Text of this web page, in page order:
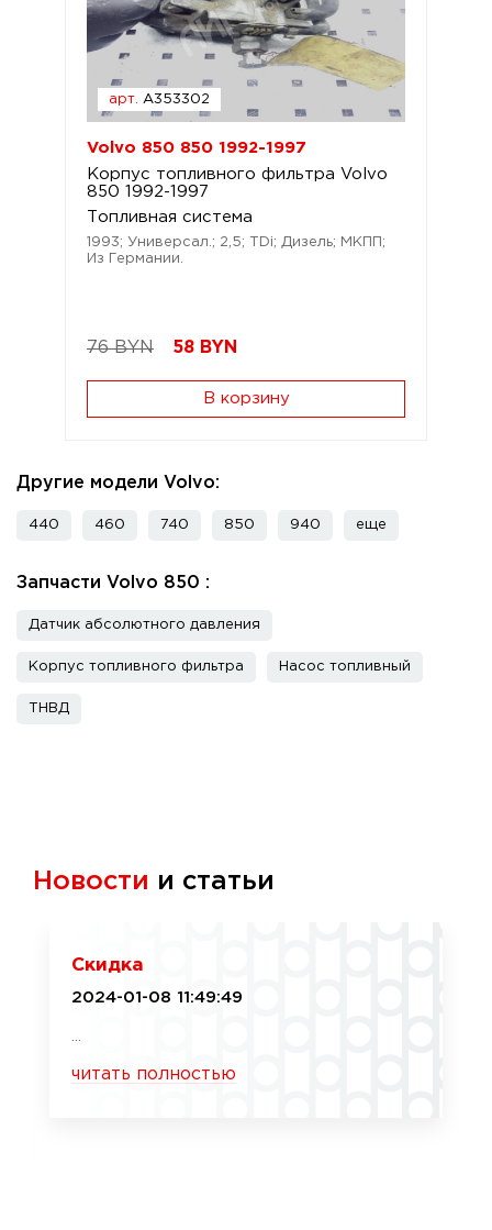
арт. A353302
Volvo 850 850 1992-1997
Корпус топливного фильтра Volvo
850 1992-1997
Топливная система
1993; Универсал.; 2,5; TDi; Дизель; МКПП;
Из Германии.
76 BYN 58 BYN
В корзину
Другие модели Volvo:
440 460 740 850 940 еще
Запчасти Volvo 850 :
Датчик абсолютного давления
Корпус топливного фильтра Насос топливный
ТНВД
Новости и статьи
Скидка
2024-01-08 11:49:49
читать полностью